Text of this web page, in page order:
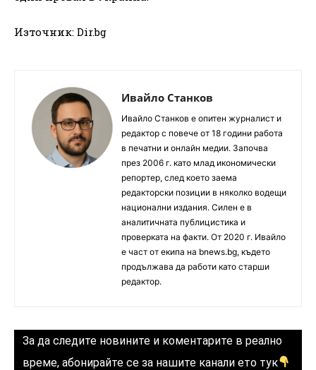
Източник: Dir.bg
Ивайло Станков
Ивайло Станков е опитен журналист и
редактор с повече от 18 години работа
в печатни и онлайн медии. Започва
през 2006 г. като млад икономически
репортер, след което заема
редакторски позиции в няколко водещи
национални издания. Силен е в
аналитичната публицистика и
проверката на факти. От 2020 г. Ивайло
е част от екипа на bnews.bg, където
продължава да работи като старши
редактор.
За да следите новините и коментарите в реално
време, абонирайте се за нашите канали ето тук